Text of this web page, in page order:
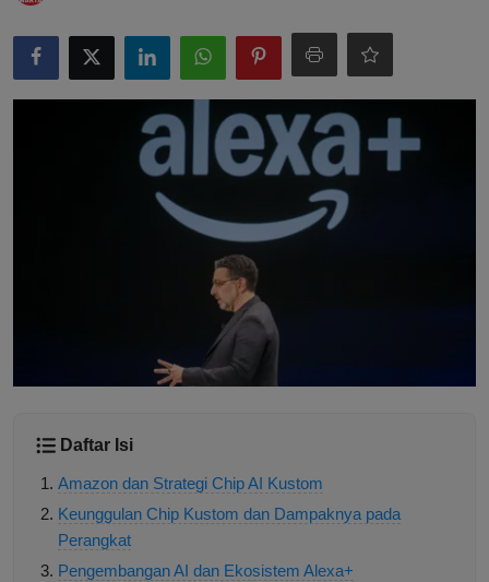
Daftar Isi
Amazon dan Strategi Chip AI Kustom
Keunggulan Chip Kustom dan Dampaknya pada
Perangkat
Pengembangan AI dan Ekosistem Alexa+